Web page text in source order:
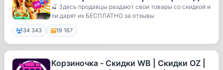
| ВЫКУПЫ | РАЗДАЧА | КЭШБЭК | Р
🍒 Здесь продавцы раздают свои товары со скидкой и
ли дарят их БЕСПЛАТНО за отзывы
34 343 19 167
Корзиночка - Скидки WB | Скидки OZ |